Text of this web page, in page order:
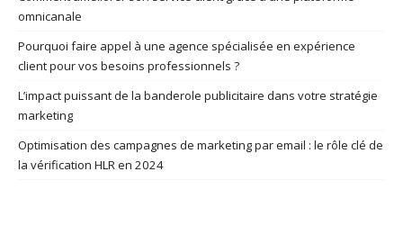
omnicanale
Pourquoi faire appel à une agence spécialisée en expérience
client pour vos besoins professionnels ?
L’impact puissant de la banderole publicitaire dans votre stratégie
marketing
Optimisation des campagnes de marketing par email : le rôle clé de
la vérification HLR en 2024